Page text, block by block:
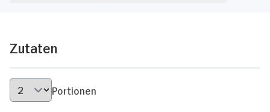
Zutaten
Portionen